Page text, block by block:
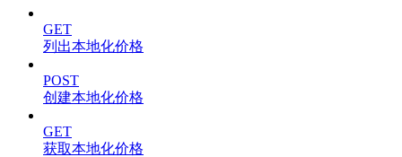
GET
列出本地化价格
POST
创建本地化价格
GET
获取本地化价格